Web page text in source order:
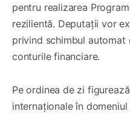
pentru realizarea
rezilientă. Deputații vor
privind schimbul
conturile financiare.
Pe ordinea de zi
internaționale în